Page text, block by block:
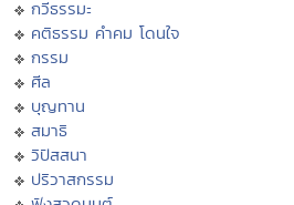
กวีธรรมะ
คติธรรม คำคม โดนใจ
กรรม
ศีล
บุญทาน
สมาธิ
วิปัสสนา
ปริวาสกรรม